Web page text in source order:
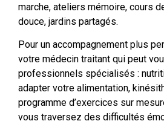
marche, ateliers mémoire, cours
douce, jardins partagés.
Pour un accompagnement plus
votre médecin traitant qui peut
professionnels spécialisés :
adapter votre alimentation,
programme d’exercices sur
vous traversez des difficultés